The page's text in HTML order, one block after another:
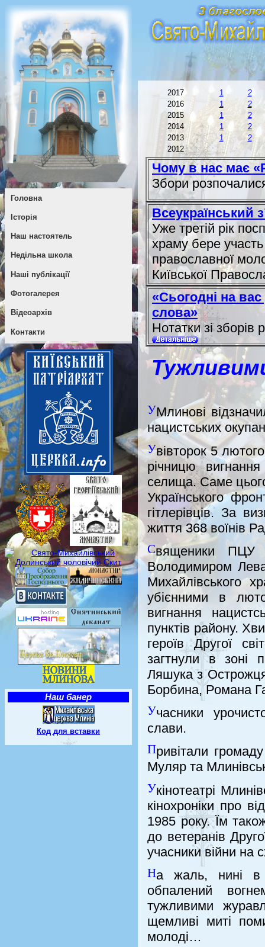
Головна
Історія
Наш настоятель
Недільна школа
Наші публікації
Фотогалерея
Відеоархів
Контакти
Наш банер
Код для вставки
2017 1
2
2016
1
2
2015
1
2
2014
1
2
2013
1
2
2012
Чому в нас має
Збори
Всеукраїнський
Уже третій рік
храму бере участь
православної
Київської
«Сьогодні на
слова»
Нотатки зі зборів
УМлинові
нацистських
Увівторок 5
річницю вигнання
селища. Саме
Українського
гітлерівців. За
життя 368 воїнів
Священики ПЦУ
Володимиром
Михайлівського
убієнними в
вигнання
пунктів району.
героїв Другої
загтнули в зоні
Ляшука з
Борбина, Романа
Учасники
слави.
Привітали
Муляр та
Укінотеатрі
кінохроніки про
1985 року. Їм
до ветеранів
учасники війни на
На жаль, нині в
обпалений
тужливими
щемливі миті
молоді…